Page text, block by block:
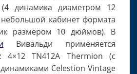
динамика диаметром 12
кабинет формата
размером 10 дюймов). В
Вивальди применяется
4×12 TN412A Thermion (с
Celestion Vintage